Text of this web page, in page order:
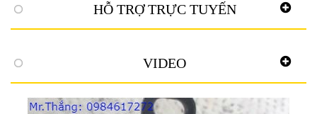
HỖ TRỢ TRỰC TUYẾN
VIDEO